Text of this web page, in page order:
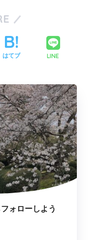
はてブ LINE
ォローしよう